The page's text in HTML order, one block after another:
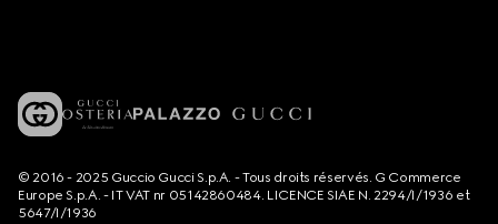
© 2016 - 2025 Guccio Gucci S.p.A. - Tous droits réservés. G Commerce
Europe S.p.A. - IT VAT nr 05142860484. LICENCE SIAE N. 2294/I/1936 et
5647/I/1936